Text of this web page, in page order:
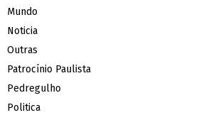
Mundo
Noticia
Outras
Patrocínio Paulista
Pedregulho
Politica